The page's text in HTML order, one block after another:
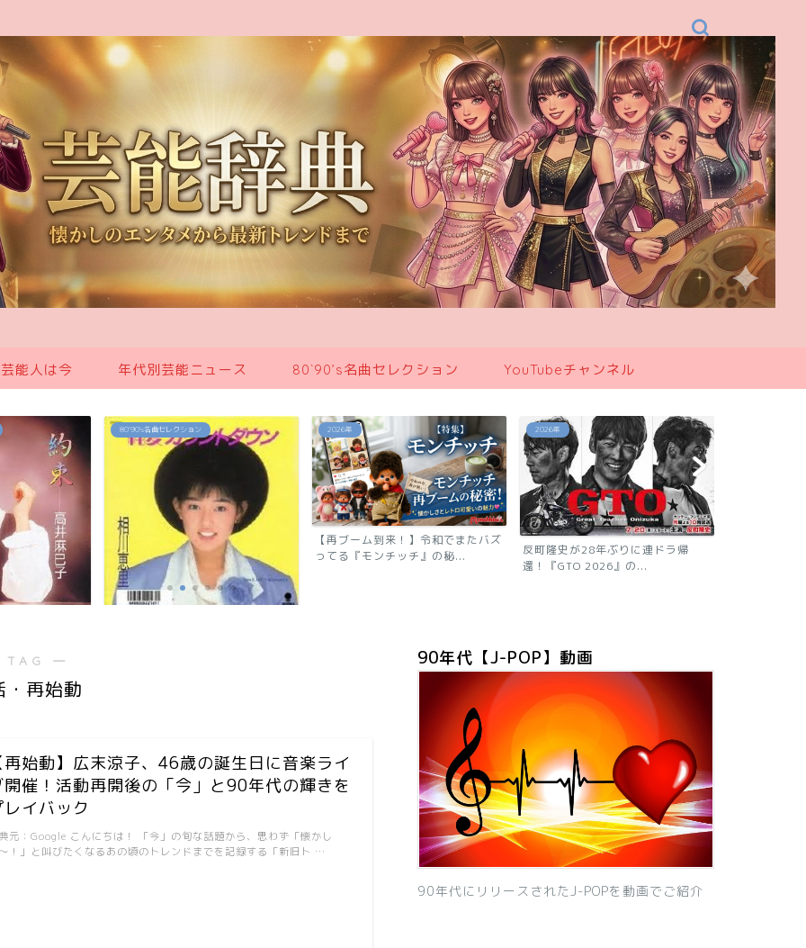
能人は今 年代別芸能ニュース 80`90’s名曲セレクション YouTubeチャンネル
2026年
【再ブーム到来！】令和でまたバズ
ってる『モンチッチ』の秘...
2026年
反町隆史が28年ぶりに連ドラ帰
還！『GTO 2026』の...
あの芸能人は今
「浅香唯の現在は？旦那も子供も芸
能人！有名グループ全員が...
―
・再始動
再始動】広末涼子、46歳の誕生日に音楽ライ
開催！活動再開後の「今」と90年代の輝きを
イバック
元：Google こんにちは！ 「今」の旬な話題から、思わず「懐かし
！」と叫びたくなるあの頃のトレンドまでを記録する「新旧ト …
90年代【J-POP】動画
90年代にリリースされたJ-POPを動画でご紹介